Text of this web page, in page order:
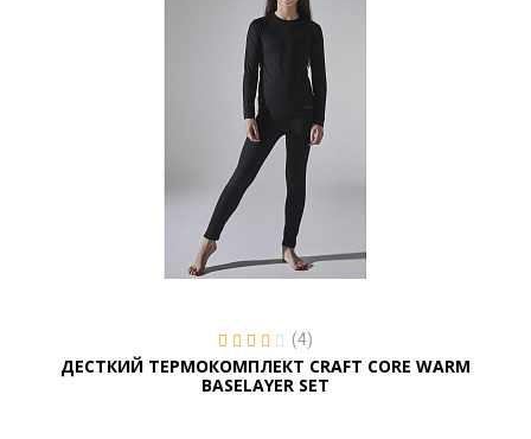
(4)
ДЕСТКИЙ ТЕРМОКОМПЛЕКТ CRAFT CORE WARM
BASELAYER SET